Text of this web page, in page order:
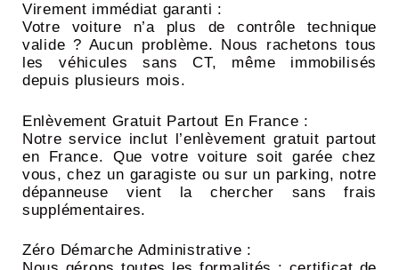
Virement immédiat garanti :
Votre voiture n’a plus de contrôle technique
valide ? Aucun problème. Nous rachetons tous
les véhicules sans CT, même immobilisés
depuis plusieurs mois.
Enlèvement Gratuit Partout En France :
Notre service inclut l’enlèvement gratuit partout
en France. Que votre voiture soit garée chez
vous, chez un garagiste ou sur un parking, notre
dépanneuse vient la chercher sans frais
supplémentaires.
Zéro Démarche Administrative :